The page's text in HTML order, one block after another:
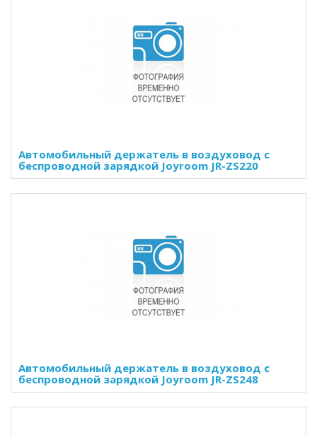
Автомобильный держатель в воздуховод с
беспроводной зарядкой Joyroom JR-ZS220
Автомобильный держатель в воздуховод с
беспроводной зарядкой Joyroom JR-ZS248